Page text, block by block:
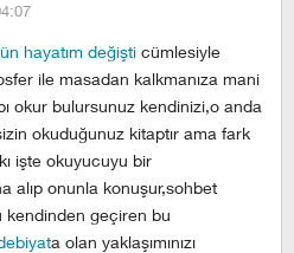
hayatım değişti cümlesiyle
ile masadan kalkmanıza mani
okur bulursunuz kendinizi,o anda
okuduğunuz kitaptır ama fark
işte okuyucuyu bir
alıp onunla konuşur,sohbet
kendinden geçiren bu
a olan yaklaşımınızı